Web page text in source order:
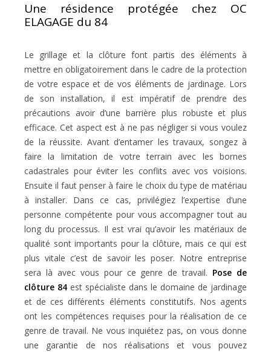
Une résidence protégée chez OC
ELAGAGE du 84
Le grillage et la clôture font partis des éléments à
mettre en obligatoirement dans le cadre de la protection
de votre espace et de vos éléments de jardinage. Lors
de son installation, il est impératif de prendre des
précautions avoir d’une barrière plus robuste et plus
efficace. Cet aspect est à ne pas négliger si vous voulez
de la réussite. Avant d’entamer les travaux, songez à
faire la limitation de votre terrain avec les bornes
cadastrales pour éviter les conflits avec vos voisions.
Ensuite il faut penser à faire le choix du type de matériau
à installer. Dans ce cas, privilégiez l’expertise d’une
personne compétente pour vous accompagner tout au
long du processus. Il est vrai qu’avoir les matériaux de
qualité sont importants pour la clôture, mais ce qui est
plus vitale c’est de savoir les poser. Notre entreprise
sera là avec vous pour ce genre de travail. Pose de
clôture 84 est spécialiste dans le domaine de jardinage
et de ces différents éléments constitutifs. Nos agents
ont les compétences requises pour la réalisation de ce
genre de travail. Ne vous inquiétez pas, on vous donne
une garantie de nos réalisations et vous pouvez